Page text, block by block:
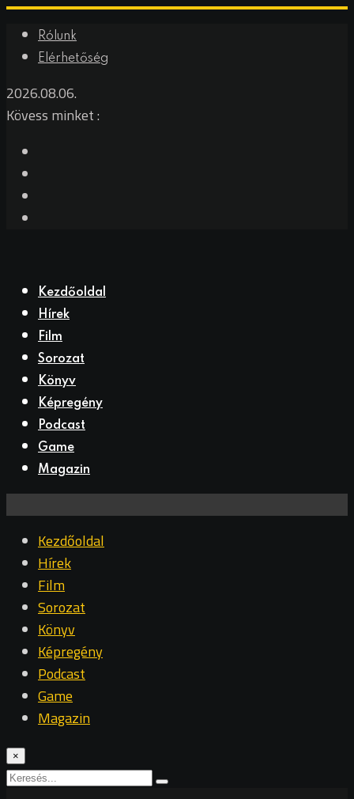
Skip
Rólunk
Elérhetőség
2026.08.06.
Kövess minket :
Kezdőoldal
Hírek
Film
Sorozat
Könyv
Képregény
Podcast
Game
Magazin
Kezdőoldal
Hírek
Film
Sorozat
Könyv
Képregény
Podcast
Game
Magazin
×